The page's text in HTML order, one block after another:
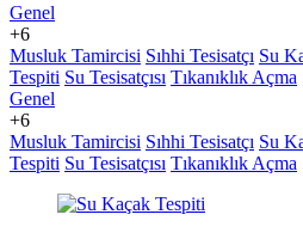
Genel
+6
Musluk Tamircisi Sıhhi Tesisatçı Su
Tespiti Su Tesisatçısı Tıkanıklık Açma
Genel
+6
Musluk Tamircisi Sıhhi Tesisatçı Su
Tespiti Su Tesisatçısı Tıkanıklık Açma